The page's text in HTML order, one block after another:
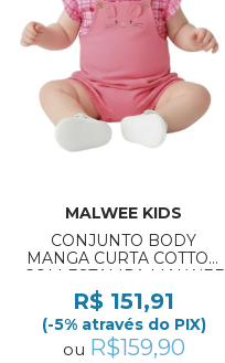
MALWEE KIDS
CONJUNTO BODY
MANGA CURTA COTTON
COM ESTAMPA MALWEE
KIDS REF:1000139461 0 Á
12 MESES
R$ 151,91
(-5% através do PIX)
ou R$159,90